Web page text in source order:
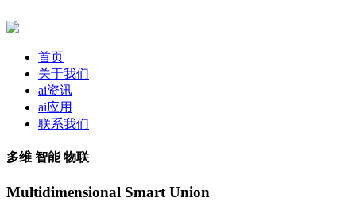
首页
关于我们
ai资讯
ai应用
联系我们
多维 智能 物联
Multidimensional Smart Union